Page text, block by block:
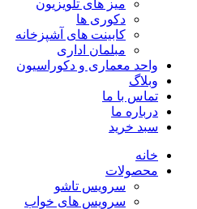
میز های تلویزیون
دکوری ها
کابینت های آشپزخانه
مبلمان اداری
واحد معماری و دکوراسیون
وبلاگ
تماس با ما
درباره ما
سبد خرید
خانه
محصولات
سرویس تاشو
سرویس های خواب